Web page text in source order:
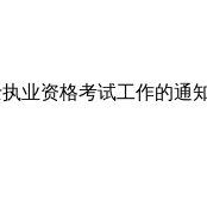
资格考试工作的通